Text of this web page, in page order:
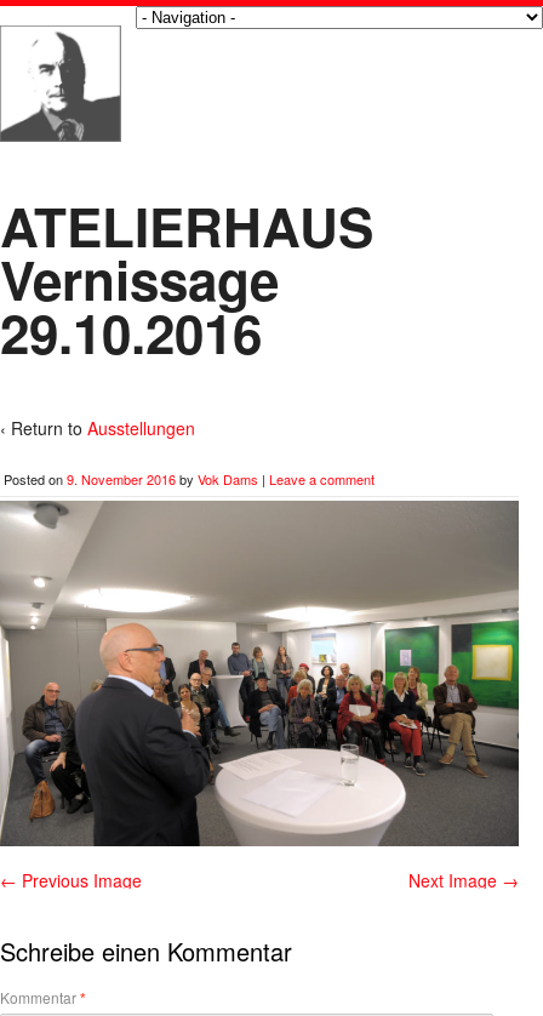
ATELIERHAUS
Vernissage
29.10.2016
‹ Return to Ausstellungen
Posted on9. November 2016by Vok Dams | Leave a comment
← Previous Image Next Image →
Schreibe einen Kommentar
Kommentar*